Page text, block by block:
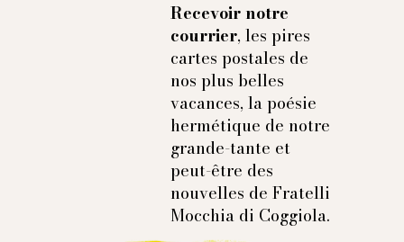
dans notre showroom afin que nous prenions
vos mesures et décidions ensemble de la coupe et de
la structure les plus adaptées.
Recevoir notre
courrier, les pires
cartes postales de
nos plus belles
vacances, la poésie
hermétique de notre
grande-tante et
peut-être des
nouvelles de Fratelli
Mocchia di Coggiola.